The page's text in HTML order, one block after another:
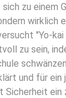
zu einem
wirklich
"Yo-kai
zu sein,
und für ein
Sicherheit ein